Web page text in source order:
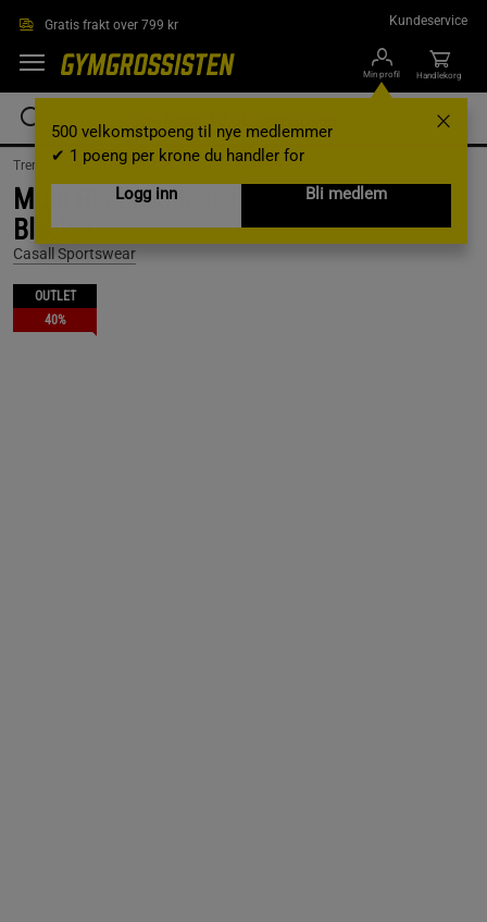
Gratis frakt over 799 kr Kundeservice
Min profil
500 velkomstpoeng til nye medlemmer
✔ 1 poeng per krone du handler for
Logg inn
Bli medlem
Handlekorg
Treningsklær / Treningsklær dame / Sports-bh
Multi Rib Seamless Padded Sports Top,
Black, L
Casall Sportswear
OUTLET
40%